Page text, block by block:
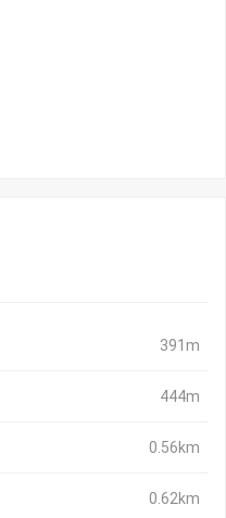
391m
444m
0.56km
0.62km